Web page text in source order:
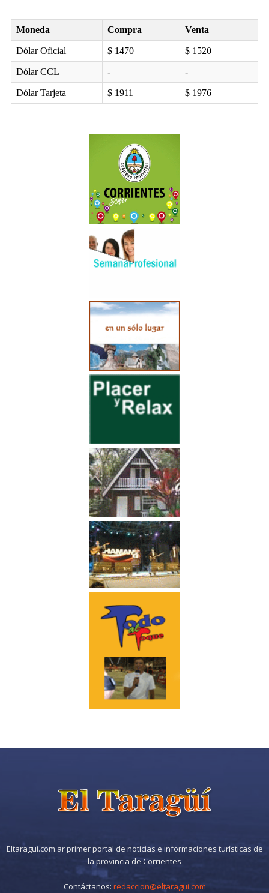
Eltaragui.com.ar primer portal de noticias e informaciones turísticas de
la provincia de Corrientes
Contáctanos: redaccion@eltaragui.com